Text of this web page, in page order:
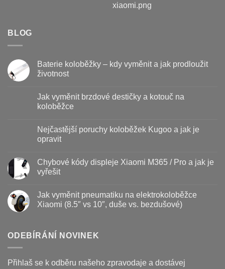
BLOG
Baterie koloběžky – kdy vyměnit a jak prodloužit
životnost
textu
s
koloběžky
kdy
jak
prodloužit
životnost
Jak vyměnit brzdové destičky a kotouč na
koloběžce
u
textu
s
vyměnit
brzdové
destičky
na
koloběžce
Nejčastější poruchy koloběžek Kugoo a jak je
opravit
u
textu
s
poruchy
koloběžek
Kugoo
opravit
Chybové kódy displeje Xiaomi M365 / Pro a jak je
vyřešit
textu
s
displeje
Xiaomi
Pro
a
Jak vyměnit pneumatiku na elektrokoloběžce
Xiaomi (8.5″ vs 10″, duše vs. bezdušové)
textu
s
vyměnit
pneumatiku
ODEBÍRÁNÍ NOVINEK
Přihlaš se k odběru našeho zpravodaje a dostávej